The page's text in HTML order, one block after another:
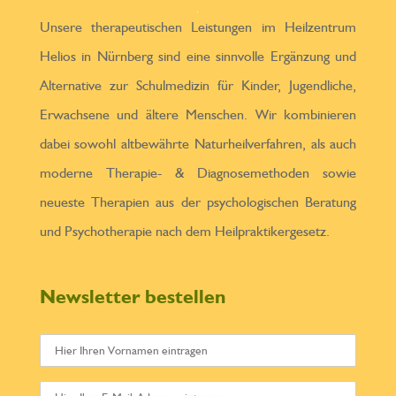
Unsere therapeutischen Leistungen im Heilzentrum
Helios in Nürnberg sind eine sinnvolle Ergänzung und
Alternative zur Schulmedizin für Kinder, Jugendliche,
Erwachsene und ältere Menschen. Wir kombinieren
dabei sowohl altbewährte Naturheilverfahren, als auch
moderne Therapie- & Diagnosemethoden sowie
neueste Therapien aus der psychologischen Beratung
und Psychotherapie nach dem Heilpraktikergesetz.
Newsletter bestellen